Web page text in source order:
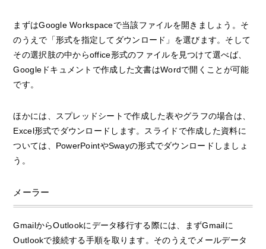
まずはGoogle Workspaceで当該ファイルを開きましょう。そ
のうえで「形式を指定してダウンロード」を選びます。そして
その選択肢の中からoffice形式のファイルを見つけて選べば、
Googleドキュメントで作成した文書はWordで開くことが可能
です。
ほかには、スプレッドシートで作成した表やグラフの場合は、
Excel形式でダウンロードします。スライドで作成した資料に
ついては、PowerPointやSwayの形式でダウンロードしましょ
う。
メーラー
GmailからOutlookにデータ移行する際には、まずGmailに
Outlookで接続する手順を取ります。そのうえでメールデータ